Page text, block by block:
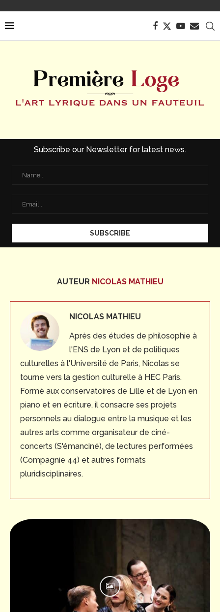
Subscribe our Newsletter for latest news.
AUTEUR NICOLAS MATHIEU
NICOLAS MATHIEU
Après des études de philosophie à
l'ENS de Lyon et de politiques
culturelles à l'Université de Paris, Nicolas se
tourne vers la gestion culturelle à HEC Paris.
Formé aux conservatoires de Lille et de Lyon en
piano et en écriture, il consacre ses projets
personnels au dialogue entre la musique et les
autres arts comme organisateur de ciné-
concerts (S'émanciné), de lectures performées
(Compagnie 44) et autres formats
pluridisciplinaires.